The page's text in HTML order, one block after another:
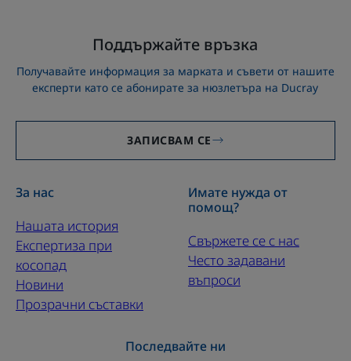
Поддържайте връзка
Получавайте информация за марката и съвети от нашите
експерти като се абонирате за нюзлетъра на Ducray
ЗАПИСВАМ СЕ
За нас
Нашата история
Експертиза при
косопад
Новини
Прозрачни съставки
Имате нужда от
помощ?
Свържете се с нас
Често задавани
въпроси
Последвайте ни